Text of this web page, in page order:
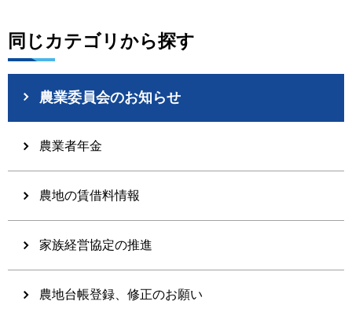
同じカテゴリから探す
農業委員会のお知らせ
農業者年金
農地の賃借料情報
家族経営協定の推進
農地台帳登録、修正のお願い